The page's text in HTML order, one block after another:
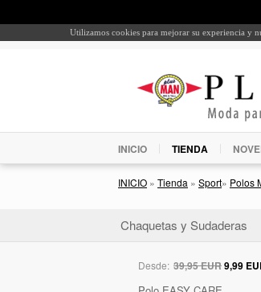
Utilizamos cookies para mejorar su experiencia y
INICIO TIENDA
INICIO » Tienda » Sport» Polos
Chaquetas y Sudaderas
Desde: 39,95 EUR9,99